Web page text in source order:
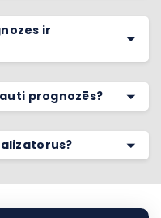
ir
prognozēs?